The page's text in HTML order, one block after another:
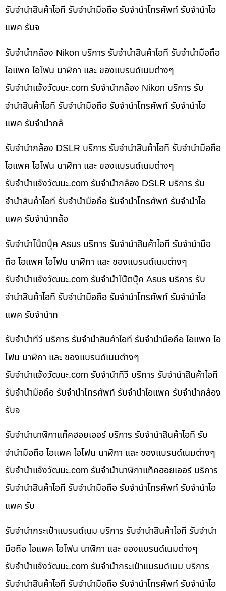
รับจำนำสินค้าไอที รับจำนำมือถือ รับจำนำโทรศัพท์ รับจำนำไอ
แพค รับจ
รับจำนำกล้อง Nikon บริการ รับจำนำสินค้าไอที รับจำนำมือถือ
ไอแพค ไอโฟน นาฬิกา และ ของแบรนด์เนมต่างๆ
รับจํานําแจ้งวัฒนะ.com รับจำนำกล้อง Nikon บริการ รับ
จำนำสินค้าไอที รับจำนำมือถือ รับจำนำโทรศัพท์ รับจำนำไอ
แพค รับจำนำกล้
รับจำนำกล้อง DSLR บริการ รับจำนำสินค้าไอที รับจำนำมือถือ
ไอแพค ไอโฟน นาฬิกา และ ของแบรนด์เนมต่างๆ
รับจํานําแจ้งวัฒนะ.com รับจำนำกล้อง DSLR บริการ รับ
จำนำสินค้าไอที รับจำนำมือถือ รับจำนำโทรศัพท์ รับจำนำไอ
แพค รับจำนำกล้อ
รับจำนำโน๊ตบุ๊ค Asus บริการ รับจำนำสินค้าไอที รับจำนำมือ
ถือ ไอแพค ไอโฟน นาฬิกา และ ของแบรนด์เนมต่างๆ
รับจํานําแจ้งวัฒนะ.com รับจำนำโน๊ตบุ๊ค Asus บริการ รับ
จำนำสินค้าไอที รับจำนำมือถือ รับจำนำโทรศัพท์ รับจำนำไอ
แพค รับจำนำก
รับจำนำทีวี บริการ รับจำนำสินค้าไอที รับจำนำมือถือ ไอแพค ไอ
โฟน นาฬิกา และ ของแบรนด์เนมต่างๆ
รับจํานําแจ้งวัฒนะ.com รับจำนำทีวี บริการ รับจำนำสินค้าไอที
รับจำนำมือถือ รับจำนำโทรศัพท์ รับจำนำไอแพค รับจำนำกล้อง
รับจ
รับจำนำนาฬิกาแท็คฮอยเออร์ บริการ รับจำนำสินค้าไอที รับ
จำนำมือถือ ไอแพค ไอโฟน นาฬิกา และ ของแบรนด์เนมต่างๆ
รับจํานําแจ้งวัฒนะ.com รับจำนำนาฬิกาแท็คฮอยเออร์ บริการ
รับจำนำสินค้าไอที รับจำนำมือถือ รับจำนำโทรศัพท์ รับจำนำไอ
แพค รับ
รับจำนำกระเป๋าแบรนด์เนม บริการ รับจำนำสินค้าไอที รับจำนำ
มือถือ ไอแพค ไอโฟน นาฬิกา และ ของแบรนด์เนมต่างๆ
รับจํานําแจ้งวัฒนะ.com รับจำนำกระเป๋าแบรนด์เนม บริการ
รับจำนำสินค้าไอที รับจำนำมือถือ รับจำนำโทรศัพท์ รับจำนำไอ